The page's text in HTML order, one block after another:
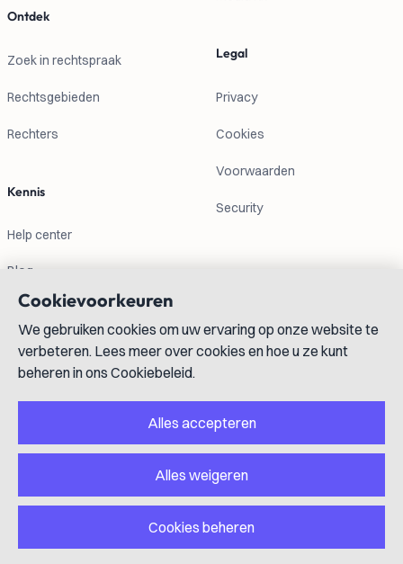
Ontdek
Zoek in rechtspraak
Rechtsgebieden
Rechters
Kennis
Help center
Blog
Legal
Privacy
Cookies
Voorwaarden
Security
Contactgegevens
info@lexboost.com
GitHubYouTube
Copyright © 2023-2026 Lexboost
Cookievoorkeuren
We gebruiken cookies om uw ervaring op onze website te
verbeteren. Lees meer over cookies en hoe u ze kunt
beheren in ons Cookiebeleid.
Alles accepteren
Alles weigeren
Cookies beheren